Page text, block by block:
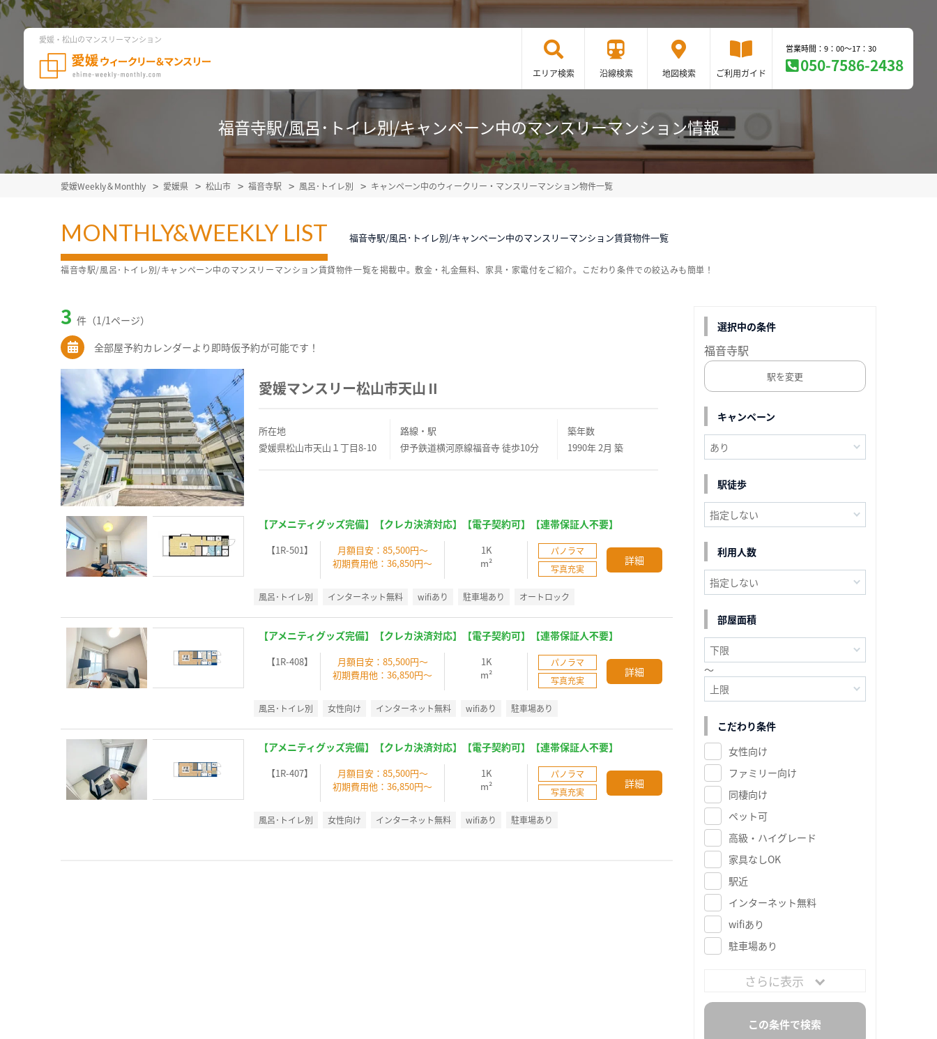
愛媛・松山のマンスリーマンション
エリア検索 沿線検索 地図検索 ご利用ガイド
営業時間：9：00～17：30
050-7586-2438
福音寺駅/風呂･トイレ別/キャンペーン中のマンスリーマンション情報
愛媛Weekly＆Monthly 愛媛県 松山市 福音寺駅 風呂･トイレ別 キャンペーン中のウィークリー・マンスリーマンション物件一覧
MONTHLY&WEEKLY LIST 福音寺駅/風呂･トイレ別/キャンペーン中のマンスリーマンション賃貸物件一覧
3 件（1/1ページ）
全部屋予約カレンダーより即時仮予約が可能です！
愛媛マンスリー松山市天山Ⅱ
所在地
愛媛県松山市天山１丁目8-10
路線・駅
伊予鉄道横河原線福音寺 徒歩10分
築年数
1990年 2月 築
【アメニティグッズ完備】【クレカ決済対応】【電子契約可】【連帯保証人不要】
【1R-501】
月額目安：85,500円～
初期費用他：36,850円～
1K
m²
パノラマ
写真充実
詳細
風呂･トイレ別 インターネット無料 wifiあり 駐車場あり オートロック
【アメニティグッズ完備】【クレカ決済対応】【電子契約可】【連帯保証人不要】
【1R-408】
月額目安：85,500円～
初期費用他：36,850円～
1K
m²
パノラマ
写真充実
詳細
風呂･トイレ別 女性向け インターネット無料 wifiあり 駐車場あり
【アメニティグッズ完備】【クレカ決済対応】【電子契約可】【連帯保証人不要】
【1R-407】
月額目安：85,500円～
初期費用他：36,850円～
1K
m²
パノラマ
写真充実
詳細
風呂･トイレ別 女性向け インターネット無料 wifiあり 駐車場あり
福音寺駅/風呂･トイレ別/キャンペーン中のマンスリーマンション賃貸物件一覧を掲載中。敷金・礼金無料、家具・家電付をご紹介。こだわり条件での絞込みも簡単！
選択中の条件
福音寺駅
駅を変更
キャンペーン
駅徒歩
利用人数
部屋面積
～
こだわり条件
女性向け
ファミリー向け
同棲向け
ペット可
高級・ハイグレード
家具なしOK
駅近
インターネット無料
wifiあり
駐車場あり
さらに表示